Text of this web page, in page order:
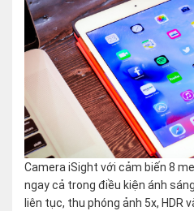
Camera iSight với cảm biến 8
ngay cả trong điều kiện ánh
liên tục, thu phóng ảnh 5x, HDR